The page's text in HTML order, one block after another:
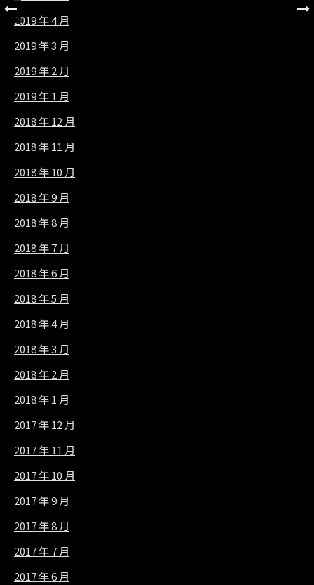
2019 年 4 月
2019 年 3 月
2019 年 2 月
2019 年 1 月
2018 年 12 月
2018 年 11 月
2018 年 10 月
2018 年 9 月
2018 年 8 月
2018 年 7 月
2018 年 6 月
2018 年 5 月
2018 年 4 月
2018 年 3 月
2018 年 2 月
2018 年 1 月
2017 年 12 月
2017 年 11 月
2017 年 10 月
2017 年 9 月
2017 年 8 月
2017 年 7 月
2017 年 6 月